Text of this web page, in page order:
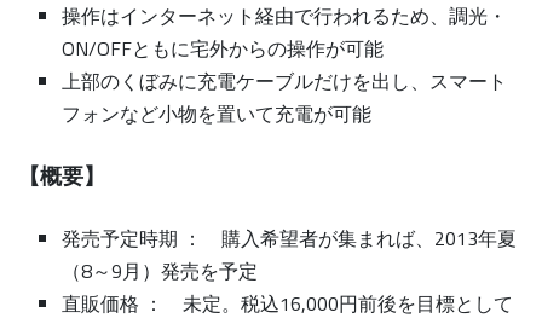
操作はインターネット経由で行われるため、調光・
ON/OFFともに宅外からの操作が可能
上部のくぼみに充電ケーブルだけを出し、スマート
フォンなど小物を置いて充電が可能
【概要】
発売予定時期 ： 購入希望者が集まれば、2013年夏
（8～9月）発売を予定
直販価格 ： 未定。税込16,000円前後を目標として